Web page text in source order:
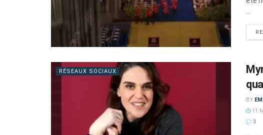
RÉSEAUX SOCIAUX
BY
11
3